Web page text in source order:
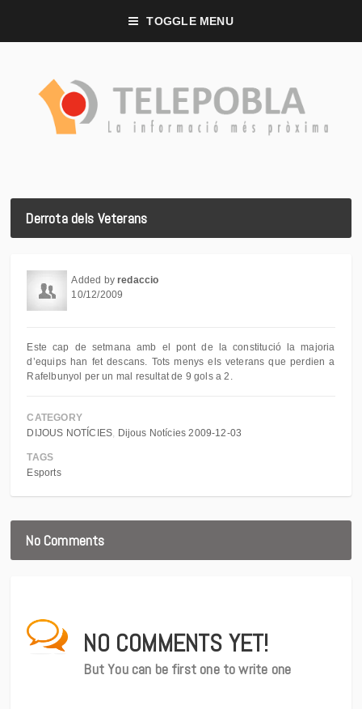
TOGGLE MENU
Derrota dels Veterans
Added byredaccio
10/12/2009
Este cap de setmana amb el pont de la constitució la majoria
d’equips han fet descans. Tots menys els veterans que perdien a
Rafelbunyol per un mal resultat de 9 gols a 2.
CATEGORY
DIJOUS NOTÍCIES
Dijous Notícies 2009-12-03
TAGS
Esports
No Comments
NO COMMENTS YET!
But You can be first one to write one